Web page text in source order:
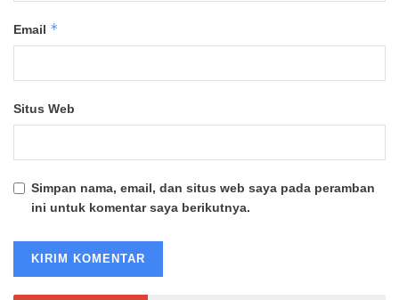
Email *
Situs Web
Simpan nama, email, dan situs web saya pada peramban
ini untuk komentar saya berikutnya.